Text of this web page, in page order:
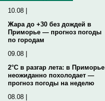
10.08 |
Жара до +30 без дождей в
Приморье — прогноз погоды
по городам
09.08 |
2°C в разгар лета: в Приморье
неожиданно похолодает —
прогноз погоды на неделю
08.08 |